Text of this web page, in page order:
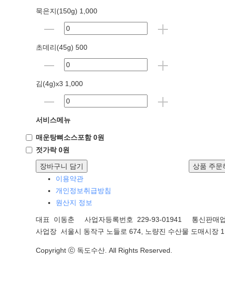
묵은지(150g) 1,000
초데리(45g) 500
김(4g)x3 1,000
서비스메뉴
매운탕뼈소스포함 0원
젓가락 0원
장바구니 담기
상품 주문
이용약관
개인정보취급방침
원산지 정보
대표 이동춘 사업자등록번호 229-93-01941
통신판매
사업장 서울시 동작구 노들로 674, 노량진 수산물 도매시장
Copyright ⓒ 독도수산. All Rights Reserved.